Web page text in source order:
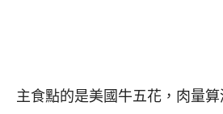
主食點的是美國牛五花，肉量算